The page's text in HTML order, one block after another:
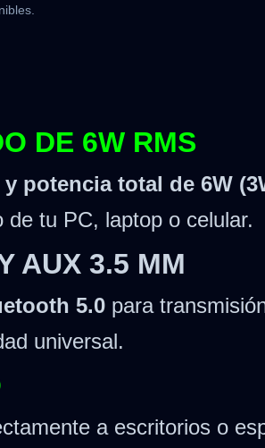
DE 6W RMS
potencia total de 6W
tu PC, laptop o celular.
AUX 3.5 MM
5.0 para
universal.
a escritorios o